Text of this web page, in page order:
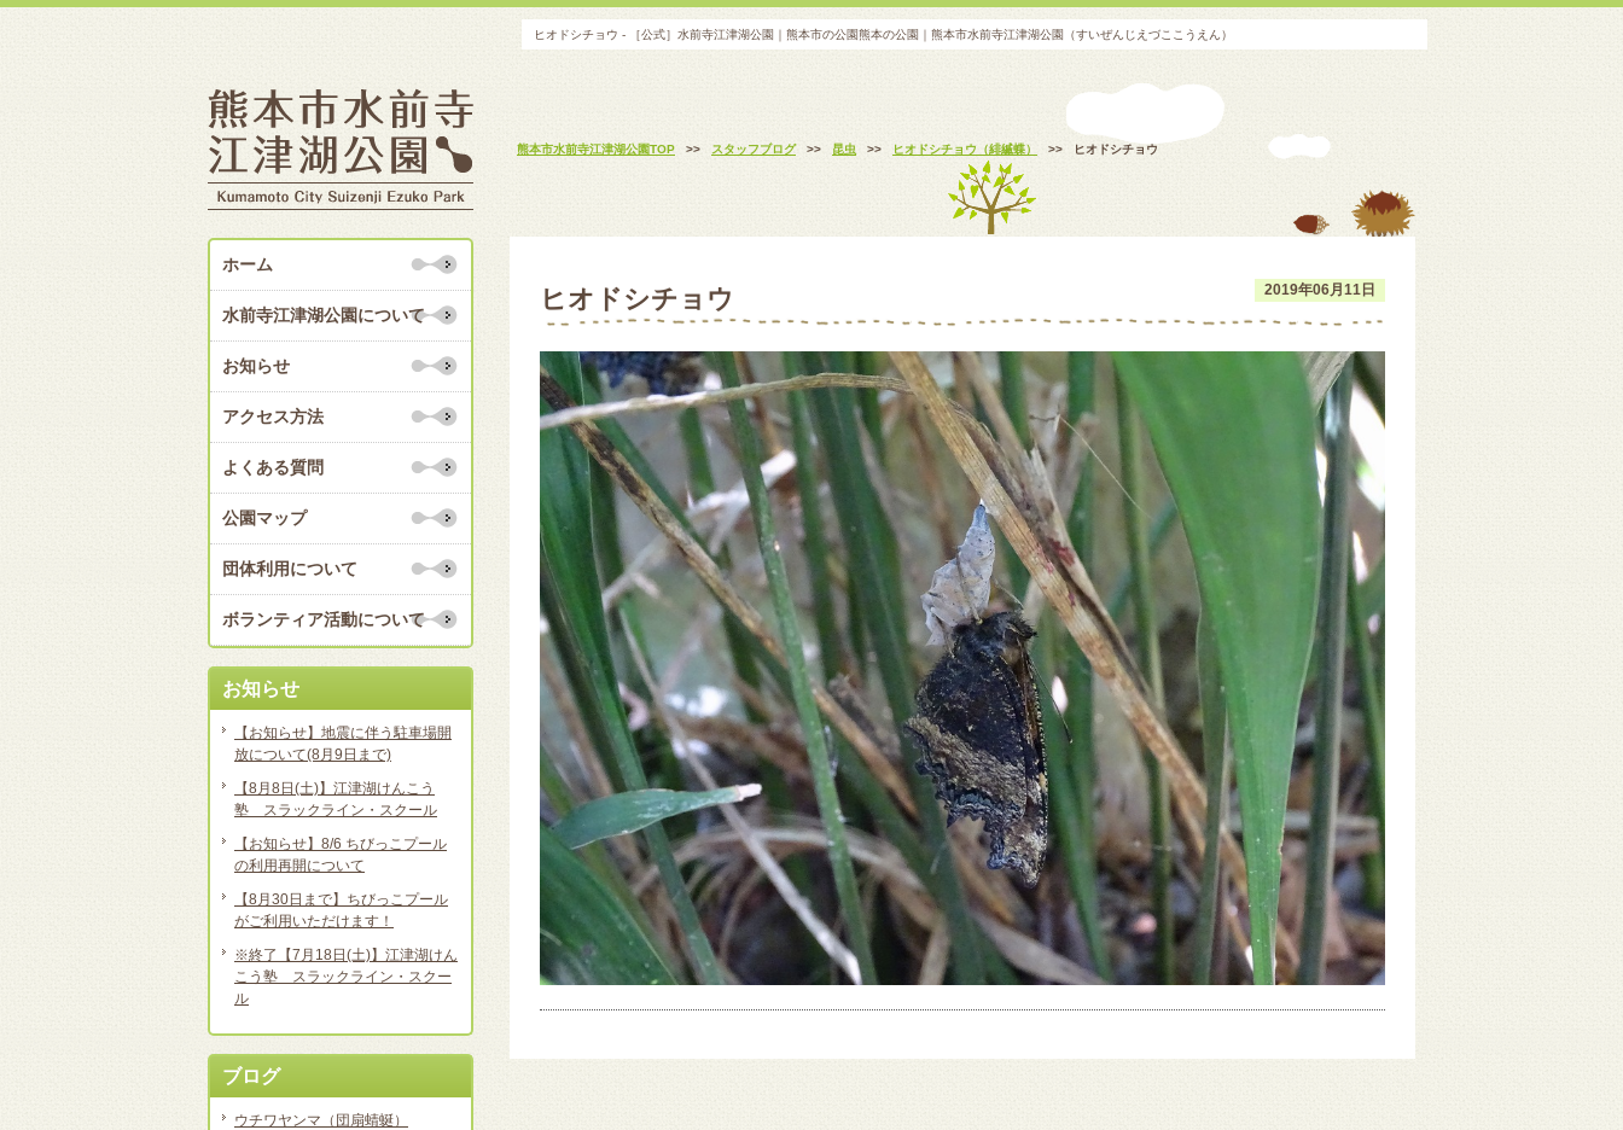
ヒオドシチョウ - ［公式］水前寺江津湖公園｜熊本市の公園熊本の公園｜熊本市水前寺江津湖公園（すいぜんじえづここうえん）
熊本市水前寺江津湖公園TOP >> スタッフブログ >> 昆虫 >> ヒオドシチョウ（緋縅蝶） >> ヒオドシチョウ
2019年06月11日
ヒオドシチョウ
ホーム
水前寺江津湖公園について
お知らせ
アクセス方法
よくある質問
公園マップ
団体利用について
ボランティア活動について
お知らせ
【お知らせ】地震に伴う駐車場開
放について(8月9日まで)
【8月8日(土)】江津湖けんこう
塾 スラックライン・スクール
【お知らせ】8/6 ちびっこプール
の利用再開について
【8月30日まで】ちびっこプール
がご利用いただけます！
※終了【7月18日(土)】江津湖けん
こう塾 スラックライン・スクー
ル
ブログ
ウチワヤンマ（団扇蜻蜒）